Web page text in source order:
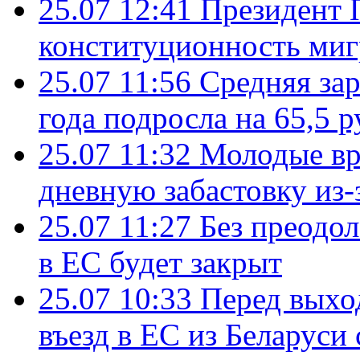
25.07 12:41 Президент
конституционность
25.07 11:56 Средняя
года подросла на 65,5
25.07 11:32 Молодые
дневную забастовку
25.07 11:27 Без
в ЕС будет закрыт
25.07 10:33 Перед
въезд в ЕС из Беларуси